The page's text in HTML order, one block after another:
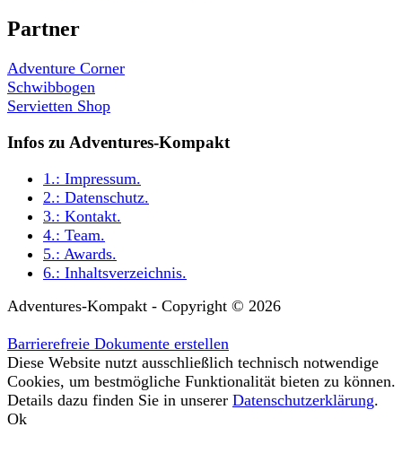
Partner
Adventure Corner
Schwibbogen
Servietten Shop
Infos zu Adventures-Kompakt
1.: Impressum.
2.: Datenschutz.
3.: Kontakt.
4.: Team.
5.: Awards.
6.: Inhaltsverzeichnis.
Adventures-Kompakt - Copyright © 2026
Barrierefreie Dokumente erstellen
Diese Website nutzt ausschließlich technisch notwendige
Cookies, um bestmögliche Funktionalität bieten zu können.
Details dazu finden Sie in unserer Datenschutzerklärung.
Ok